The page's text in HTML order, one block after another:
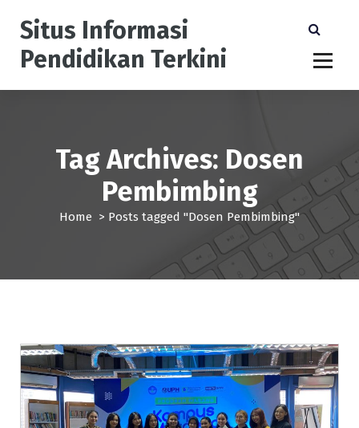
Situs Informasi
Pendidikan Terkini
Tag Archives: Dosen
Pembimbing
Home > Posts tagged "Dosen Pembimbing"